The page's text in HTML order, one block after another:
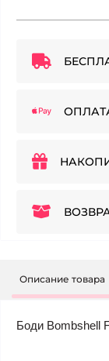
Описание товара
Боди Bombshell